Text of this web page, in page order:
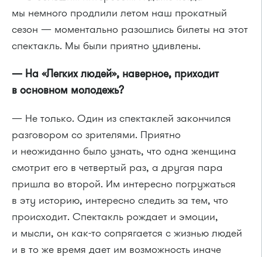
мы немного продлили летом наш прокатный
сезон — моментально разошлись билеты на этот
спектакль. Мы были приятно удивлены.
— На «Легких людей», наверное, приходит
в основном молодежь?
— Не только. Один из спектаклей закончился
разговором со зрителями. Приятно
и неожиданно было узнать, что одна женщина
смотрит его в четвертый раз, а другая пара
пришла во второй. Им интересно погружаться
в эту историю, интересно следить за тем, что
происходит. Спектакль рождает и эмоции,
и мысли, он как-то сопрягается с жизнью людей
и в то же время дает им возможность иначе